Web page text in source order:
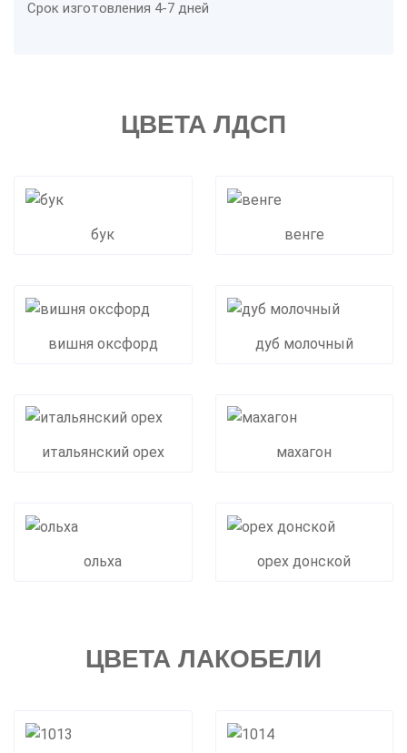
Срок изготовления 4-7 дней
ЦВЕТА ЛДСП
бук венге
вишня оксфорд дуб молочный
итальянский орех махагон
ольха орех донской
ЦВЕТА ЛАКОБЕЛИ